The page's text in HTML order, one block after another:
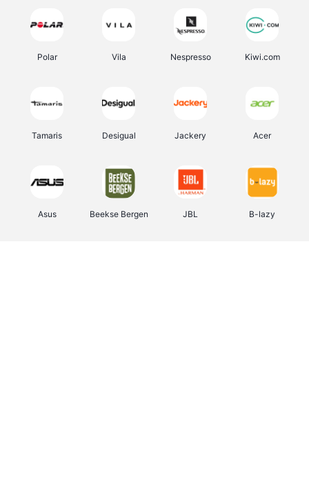
Polar Vila Nespresso Kiwi.com
Tamaris Desigual Jackery Acer
Asus Beekse Bergen JBL B-lazy